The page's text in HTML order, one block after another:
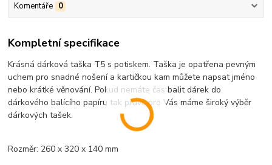
Komentáře 0
Kompletní specifikace
Krásná dárková taška T5 s potiskem. Taška je opatřena pevným
uchem pro snadné nošení a kartičkou kam můžete napsat jméno
nebo krátké věnování. Pokud nemáte čas balit dárek do
dárkového balícího papíru tak právě pro Vás máme široký výběr
dárkových tašek.
Rozměr: 260 x 320 x 140 mm